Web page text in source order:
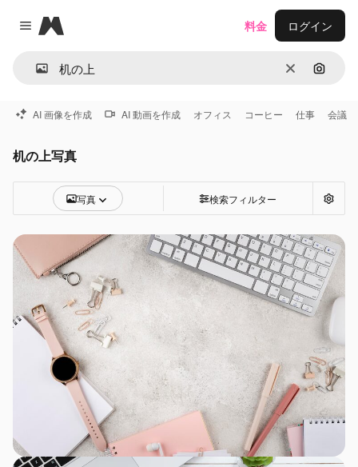
Close menu
Magnific
消去 画像で
料金 ログイン
AI 画像を作成 AI 動画を作成 オフィス コーヒー 仕事 会議
机の上写真
写真 検索フィルター